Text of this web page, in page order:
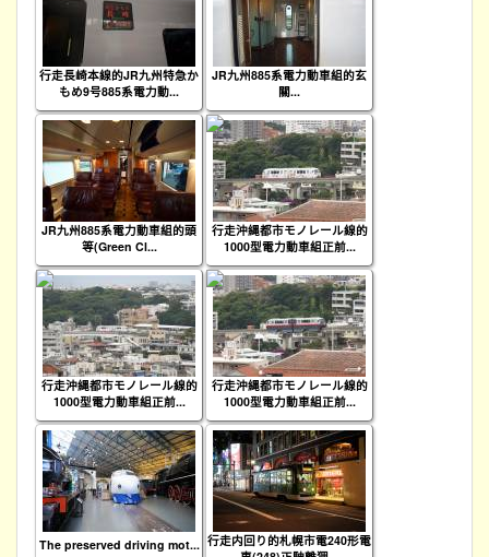
行走長崎本線的JR九州特急か
もめ9号885系電力動...
JR九州885系電力動車組的玄
關...
JR九州885系電力動車組的頭
等(Green Cl...
行走沖縄都市モノレール線的
1000型電力動車組正前...
行走沖縄都市モノレール線的
1000型電力動車組正前...
行走沖縄都市モノレール線的
1000型電力動車組正前...
The preserved driving mot... 行走内回り的札幌市電240形電